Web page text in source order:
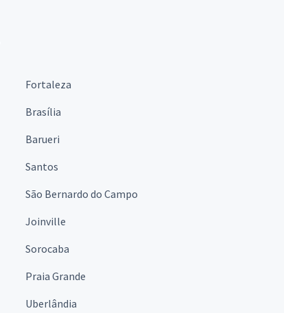
Fortaleza
Brasília
Barueri
Santos
São Bernardo do Campo
Joinville
Sorocaba
Praia Grande
Uberlândia